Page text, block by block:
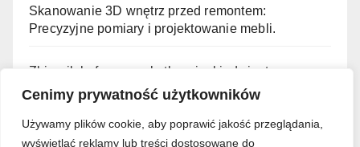
Cenimy prywatność użytkowników
Używamy plików cookie, aby poprawić jakość przeglądania,
wyświetlać reklamy lub treści dostosowane do
Skanowanie 3D wnętrz przed remontem:
Precyzyjne pomiary i projektowanie mebli.
Zbiornik buforowy w kotłowni – kiedy jest
niezbędny i jak go dobrze dobrać?
Drenaż opaskowy DIY: Jak samodzielnie